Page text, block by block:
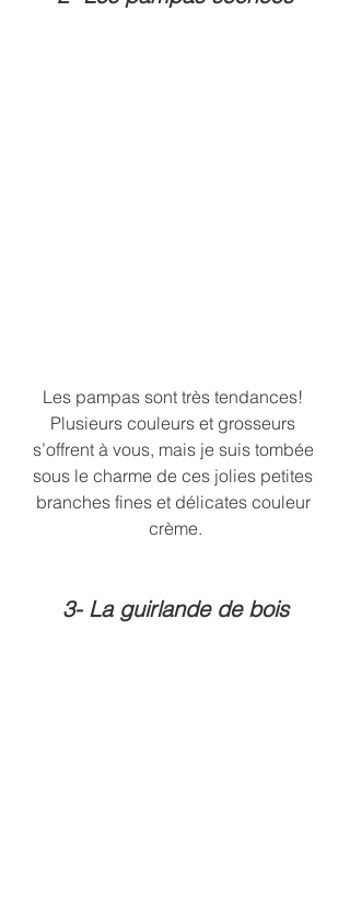
Les pampas sont très tendances!
Plusieurs couleurs et grosseurs
s’offrent à vous, mais je suis tombée
sous le charme de ces jolies petites
branches fines et délicates couleur
crème.
3- La guirlande de bois